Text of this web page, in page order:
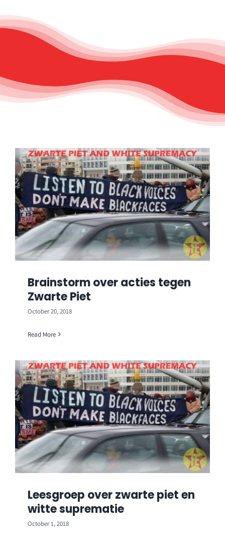
Brainstorm over acties tegen
Zwarte Piet
October 20, 2018
Read More
Leesgroep over zwarte piet en
witte suprematie
October 1, 2018